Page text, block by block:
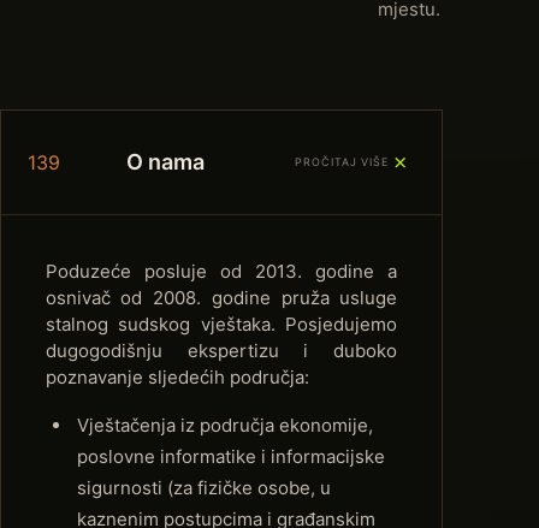
mjestu.
139 O nama PROČITAJ VIŠE＋
Poduzeće posluje od 2013. godine a
osnivač od 2008. godine pruža usluge
stalnog sudskog vještaka. Posjedujemo
dugogodišnju ekspertizu i duboko
poznavanje sljedećih područja:
Vještačenja iz područja ekonomije,
poslovne informatike i informacijske
sigurnosti (za fizičke osobe, u
kaznenim postupcima i građanskim